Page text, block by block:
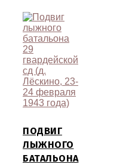
ПОДВИГ
ЛЫЖНОГО
БАТАЛЬОНА